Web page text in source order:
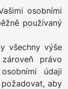
osobními
používaný
výše
právo
údaji
aby